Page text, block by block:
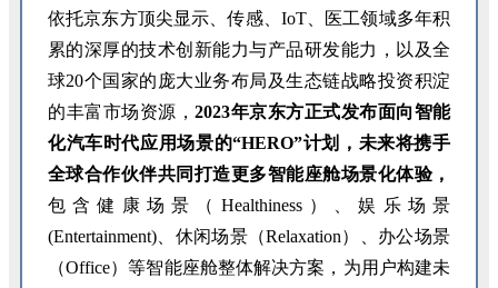
依托京东方顶尖显示、传感、IoT、医工领域多年积
累的深厚的技术创新能力与产品研发能力，以及全
球20个国家的庞大业务布局及生态链战略投资积淀
的丰富市场资源， 2023年京东方正式发布面向智能
化汽车时代应用场景的“HERO”计划，未来将携手
全球合作伙伴共同打造更多智能座舱场景化体验，
包含健康场景（Healthiness）、娱乐场景
(Entertainment)、休闲场景（Relaxation）、办公场景
（Office）等智能座舱整体解决方案，为用户构建未